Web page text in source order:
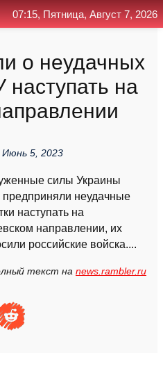
о неудачных
на
Июнь 5, 2023
силы Украины
неудачные
наступать на
направлении, их
российские войска....
текст на news.rambler.ru
07:15, Пятница, Август 7, 2026